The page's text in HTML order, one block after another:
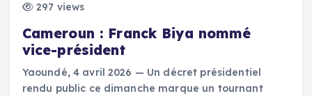
297 views
Cameroun : Franck Biya nommé
vice-président
Yaoundé, 4 avril 2026 — Un décret présidentiel
rendu public ce dimanche marque un tournant